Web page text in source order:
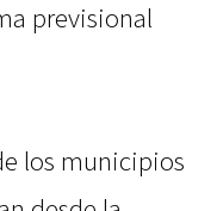
previsional
los municipios